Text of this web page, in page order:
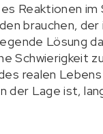
Reaktionen im
brauchen, der
Lösung
realen
der Lage ist,